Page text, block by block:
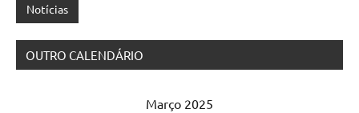
Notícias
OUTRO CALENDÁRIO
Março 2025